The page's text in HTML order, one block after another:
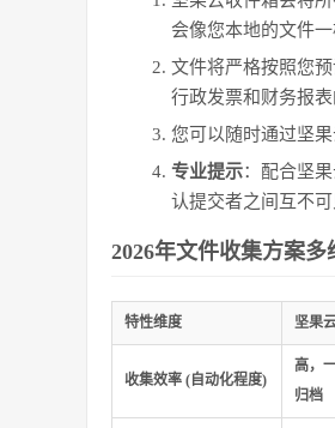
会像您本地的文件
文件将严格按照您
行政发票和财务报
您可以随时通过坚
专业提示：配合坚
认提交者之间互不
2026年文件收集方案
特性维度 坚果
收集效率 (自动化程度)
高，
归档